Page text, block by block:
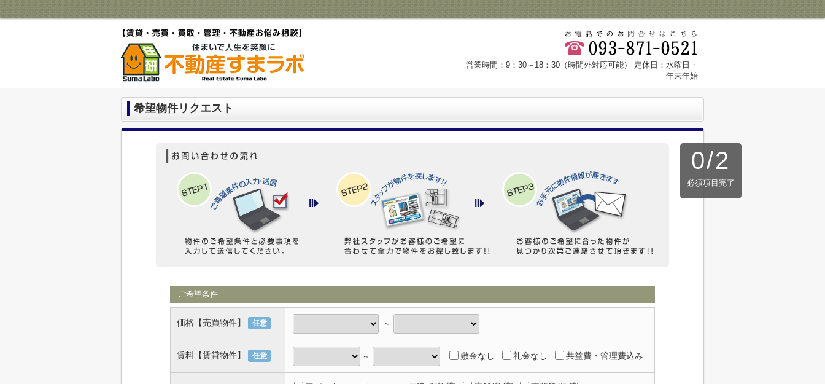
営業時間：9：30～18：30（時間外対応可能） 定休日：水曜日・
年末年始
希望物件リクエスト
0/2
必須項目完了
ご希望条件
価格【売買物件】 任意 ～
賃料【賃貸物件】 任意 ～ 敷金なし 礼金なし 共益費・管理費込み